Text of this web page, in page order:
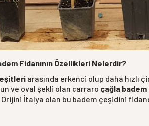
Fidanının Özellikleri Nelerdir?
arasında erkenci olup daha hızlı
ve oval şekli olan carraro çağla badem
İtalya olan bu badem çeşidini